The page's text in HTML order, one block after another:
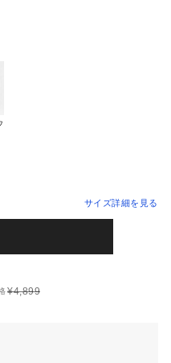
サイズ詳細を見る
¥4,899